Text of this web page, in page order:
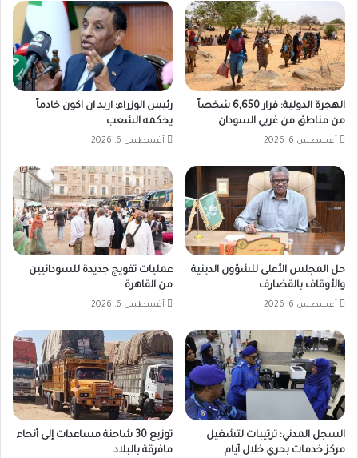
الهجرة الدولية: فرار 6,650 شخصاً
من مناطق من غربي السودان
أغسطس 6, 2026
رئيس الوزراء: اريد ان اكون خادماً
يحكمه الشعب
أغسطس 6, 2026
حل المجلس الأعلى للشؤون الدينية
والأوقاف بالقضارف
أغسطس 6, 2026
عمليات تفويج جديدة للسودانيين
من القاهرة
أغسطس 6, 2026
السجل المدني: ترتيبات لتشغيل
مركز خدمات بحري خلال أيام
توزيع 30 شاحنة مساعدات إلى أنحاء
مافرقة بالبلاد